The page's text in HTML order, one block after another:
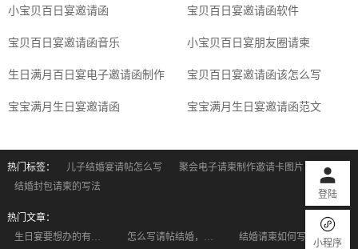
登陆
小程序
小宝贝百日宴邀请函
宝贝百日宴邀请函软件
宝贝百日宴邀请函音乐
小宝贝百日宴朋友圈请柬
生日满月百日宴电子邀请函制作
宝贝百日宴邀请函该怎么写
宝宝满月生日宴邀请函
宝宝满月生日宴邀请函范文
热门标签： 儿子结婚宴请帖怎么写
聚会电子请柬制作邀请卡图片
结婚封包请柬的写法
热门文章：
生日宴要想办的有创意 电子邀请函是少不了了
怎么写请帖结婚，结婚请柬范文分享！ 结婚请柬如何写才能打动人